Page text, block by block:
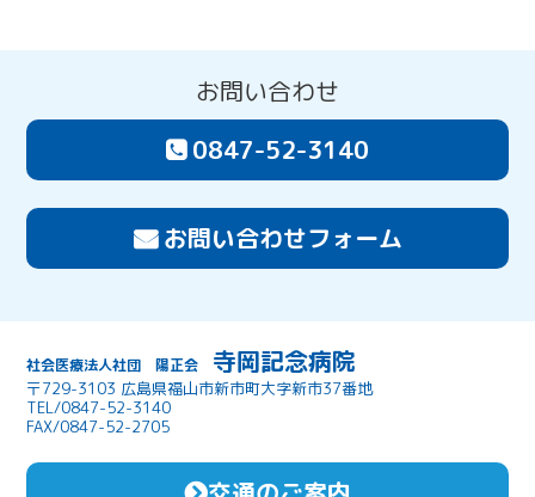
お問い合わせ
0847-52-3140
お問い合わせフォーム
社会医療法人社団 陽正会 寺岡記念病院
〒729-3103 広島県福山市新市町大字新市37番地
TEL/0847-52-3140
FAX/0847-52-2705